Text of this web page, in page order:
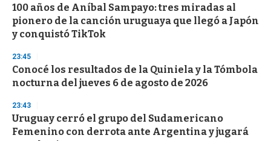
100 años de Aníbal Sampayo: tres miradas al
pionero de la canción uruguaya que llegó a Japón
y conquistó TikTok
23:45
Conocé los resultados de la Quiniela y la Tómbola
nocturna del jueves 6 de agosto de 2026
23:43
Uruguay cerró el grupo del Sudamericano
Femenino con derrota ante Argentina y jugará